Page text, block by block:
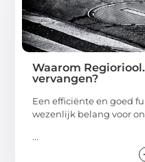
Waarom
vervangen?
Een efficiënte en goed
wezenlijk belang voor
...